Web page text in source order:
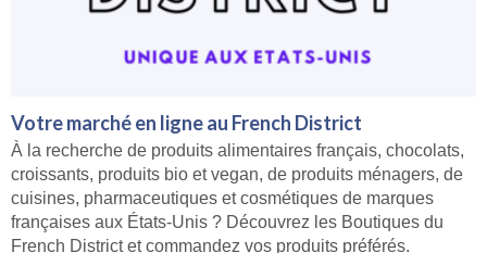
Votre marché en ligne au French District
À la recherche de produits alimentaires français, chocolats,
croissants, produits bio et vegan, de produits ménagers, de
cuisines, pharmaceutiques et cosmétiques de marques
françaises aux États-Unis ? Découvrez les Boutiques du
French District et commandez vos produits préférés.